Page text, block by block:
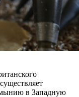
в Западную